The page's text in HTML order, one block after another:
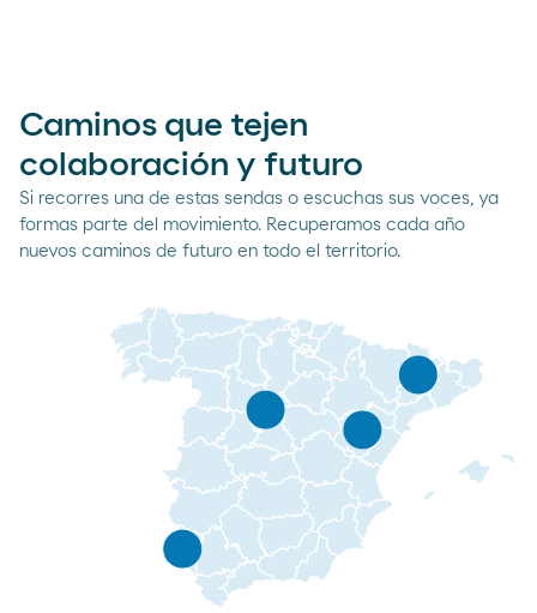
Caminos que tejen
colaboración y futuro
Si recorres una de estas sendas o escuchas sus voces, ya
formas parte del movimiento. Recuperamos cada año
nuevos caminos de futuro en todo el territorio.